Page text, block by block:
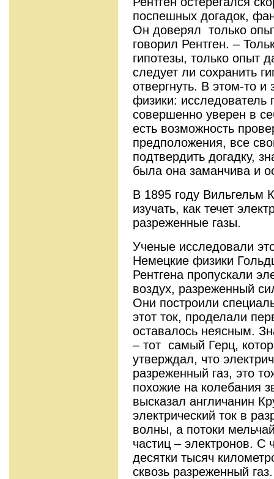
поспешных догадок,
Он доверял только
говорил Рентген. –
гипотезы, только опыт
следует ли сохранить
отвергнуть. В этом-то и
физики:
совершенно уверен в
есть возможность
предположения, все
подтвердить догадку,
была она заманчива и
В 1895 году Вильгельм
изучать, как течет
разреженные газы.
Ученые исследовали
Немецкие физики
Рентгена пропускали
воздух, разреженный
Они построили
этот ток, проделали
оставалось неясным.
– тот самый Герц,
утверждал, что
разреженный газ, это
похожие на колебания
высказал англичанин
электрический ток в
волны, а потоки
частиц – электронов. С
десятки тысяч
сквозь разреженный газ.